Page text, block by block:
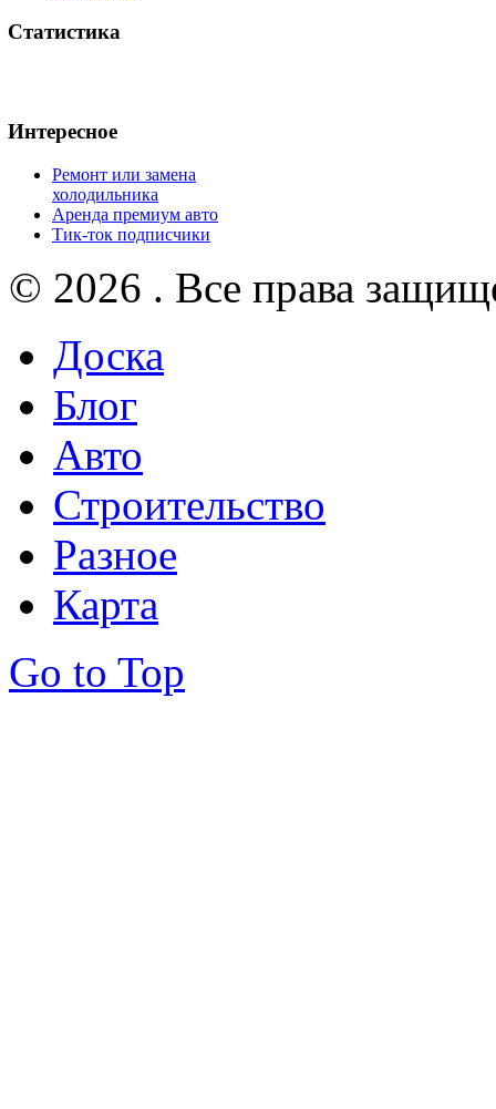
Статистика
Интересное
Ремонт или замена
холодильника
Аренда премиум авто
Тик-ток подписчики
© 2026 . Все права
Доска
Блог
Авто
Строительство
Разное
Карта
Go to Top